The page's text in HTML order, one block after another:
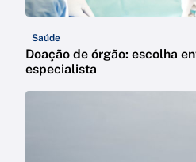
Saúde
Doação de órgão: escolha
especialista